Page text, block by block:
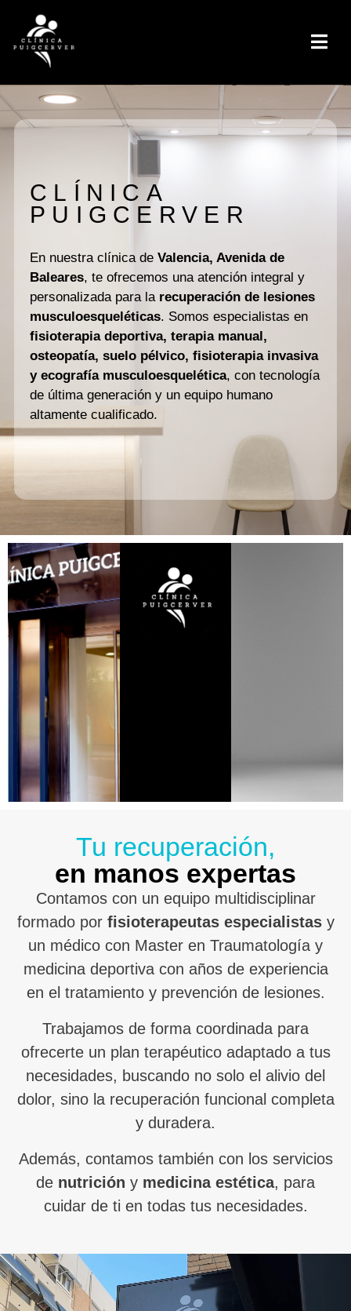
CLÍNICA
PUIGCERVER
En nuestra clínica de Valencia, Avenida de
Baleares, te ofrecemos una atención integral y
personalizada para la recuperación de lesiones
musculoesqueléticas. Somos especialistas en
fisioterapia deportiva, terapia manual,
osteopatía, suelo pélvico, fisioterapia invasiva
y ecografía musculoesquelética, con tecnología
de última generación y un equipo humano
altamente cualificado.
Tu recuperación,
en manos expertas
Contamos con un equipo multidisciplinar
formado por fisioterapeutas especialistasy
un médico con Master en Traumatología y
medicina deportiva con años de experiencia
en el tratamiento y prevención de lesiones.
Trabajamos de forma coordinada para
ofrecerte un plan terapéutico adaptado a tus
necesidades, buscando no solo el alivio del
dolor, sino la recuperación funcional completa
y duradera.
Además, contamos también con los servicios
de nutrición y medicina estética, para
cuidar de ti en todas tus necesidades.